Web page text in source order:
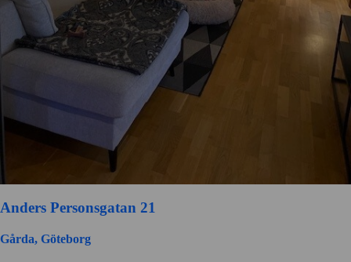
Anders Personsgatan 21
Gårda, Göteborg